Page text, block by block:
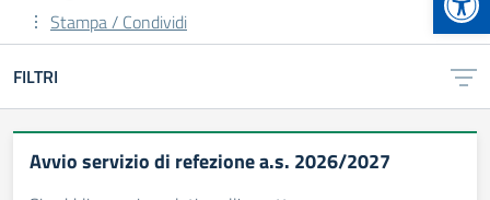
Stampa / Condividi
FILTRI
Avvio servizio di refezione a.s. 2026/2027